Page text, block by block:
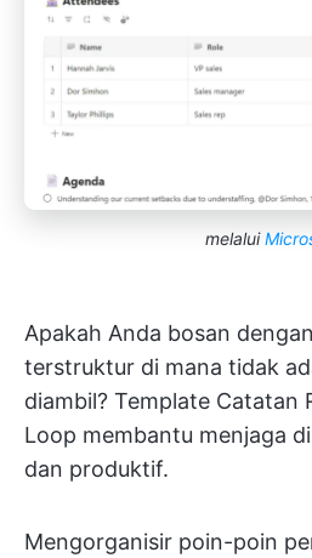
melalui
Apakah Anda bosan
terstruktur di mana tidak
diambil? Template Catatan
Loop membantu menjaga
dan produktif.
Mengorganisir poin-poin